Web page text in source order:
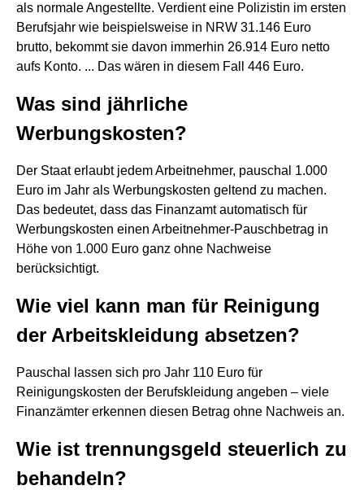
als normale Angestellte. Verdient eine Polizistin im ersten
Berufsjahr wie beispielsweise in NRW 31.146 Euro
brutto, bekommt sie davon immerhin 26.914 Euro netto
aufs Konto. ... Das wären in diesem Fall 446 Euro.
Was sind jährliche
Werbungskosten?
Der Staat erlaubt jedem Arbeitnehmer, pauschal 1.000
Euro im Jahr als Werbungskosten geltend zu machen.
Das bedeutet, dass das Finanzamt automatisch für
Werbungskosten einen Arbeitnehmer-Pauschbetrag in
Höhe von 1.000 Euro ganz ohne Nachweise
berücksichtigt.
Wie viel kann man für Reinigung
der Arbeitskleidung absetzen?
Pauschal lassen sich pro Jahr 110 Euro für
Reinigungskosten der Berufskleidung angeben – viele
Finanzämter erkennen diesen Betrag ohne Nachweis an.
Wie ist trennungsgeld steuerlich zu
behandeln?